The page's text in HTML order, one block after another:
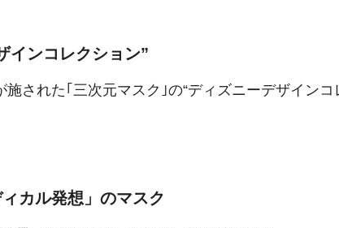
インコレクション”
された｢三次元マスク｣の“ディズニーデザインコ
カル発想」のマスク